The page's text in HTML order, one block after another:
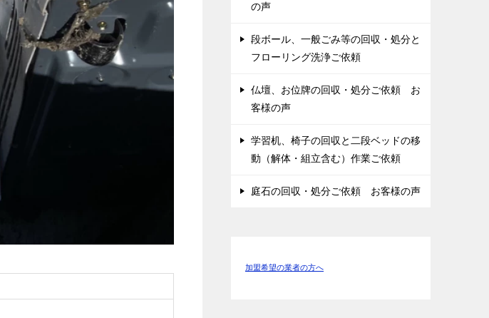
の声
段ボール、一般ごみ等の回収・処分と
フローリング洗浄ご依頼
仏壇、お位牌の回収・処分ご依頼 お
客様の声
学習机、椅子の回収と二段ベッドの移
動（解体・組立含む）作業ご依頼
庭石の回収・処分ご依頼 お客様の声
加盟希望の業者の方へ